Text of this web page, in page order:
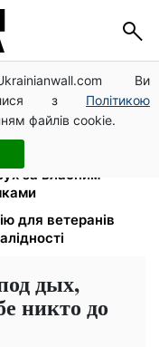
Ви
з Політикою
файлів cookie.
500 грн: ПФУ
у 2026 році
заяви на
за власним
для ветеранів
дых,
никто до